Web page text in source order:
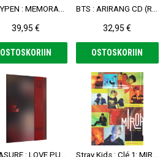
39,95 €
OSTOSKORIIN
32,95 €
OSTOSKORIIN